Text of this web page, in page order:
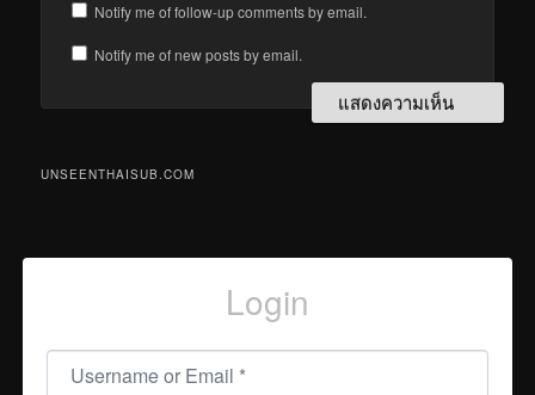
Notify me of follow-up comments by email.
Notify me of new posts by email.
UNSEENTHAISUB.COM
Login